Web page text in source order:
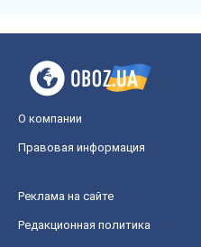
О компании
Правовая информация
Реклама на сайте
Редакционная политика